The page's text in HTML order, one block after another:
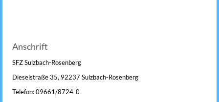
Anschrift
SFZ Sulzbach-Rosenberg
Dieselstraße 35, 92237 Sulzbach-Rosenberg
Telefon: 09661/8724-0